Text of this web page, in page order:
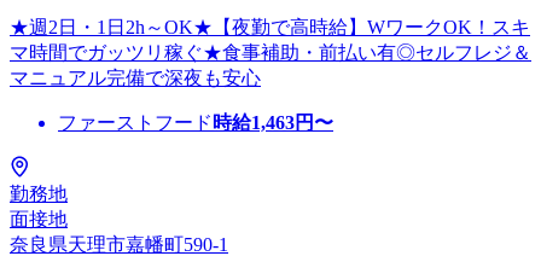
★週2日・1日2h～OK★【夜勤で高時給】WワークOK！スキ
マ時間でガッツリ稼ぐ★食事補助・前払い有◎セルフレジ＆
マニュアル完備で深夜も安心
ファーストフード 時給1,463円〜
勤務地
面接地
奈良県天理市嘉幡町590-1